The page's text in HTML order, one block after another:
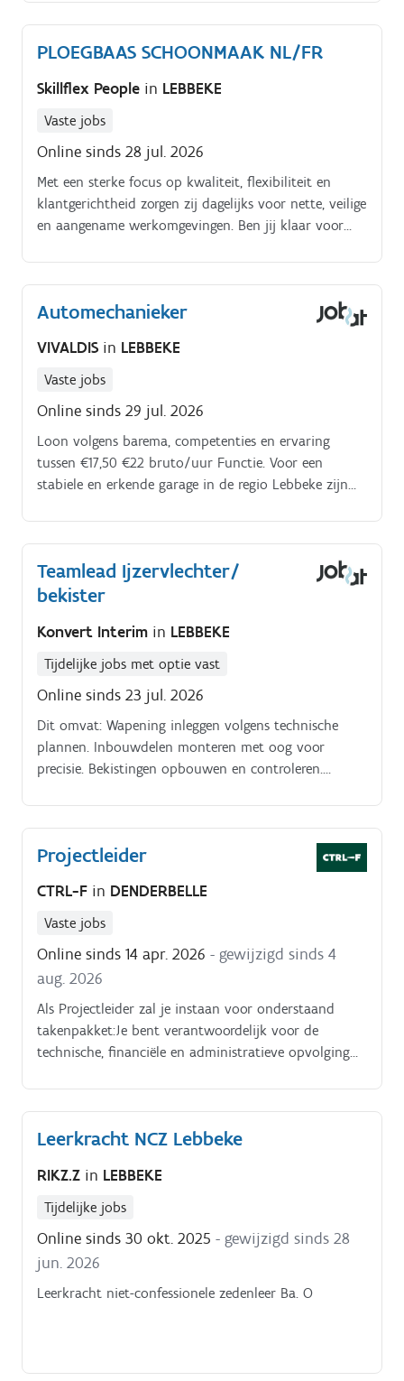
PLOEGBAAS SCHOONMAAK NL/FR
Skillflex People in LEBBEKE
Vaste jobs
Online sinds 28 jul. 2026
Met een sterke focus op kwaliteit, flexibiliteit en
klantgerichtheid zorgen zij dagelijks voor nette, veilige
en aangename werkomgevingen. Ben jij klaar voor
SCHOONMAAK NL/FR.
Automechanieker
VIVALDIS in LEBBEKE
Vaste jobs
Online sinds 29 jul. 2026
Loon volgens barema, competenties en ervaring
tussen €17,50 €22 bruto/uur Functie. Voor een
stabiele en erkende garage in de regio Lebbeke zijn
Teamlead Ijzervlechter/
bekister
Konvert Interim in LEBBEKE
Tijdelijke jobs met optie vast
Online sinds 23 jul. 2026
Dit omvat: Wapening inleggen volgens technische
plannen. Inbouwdelen monteren met oog voor
precisie. Bekistingen opbouwen en controleren.
veiligheid.
Projectleider
CTRL-F in DENDERBELLE
Vaste jobs
Online sinds 14 apr. 2026 - gewijzigd sinds 4
aug. 2026
Als Projectleider zal je instaan voor onderstaand
takenpakket:Je bent verantwoordelijk voor de
technische, financiële en administratieve opvolging
meetstaten, opmaken technische fiches, opmaak VCA
dossiers,.
Leerkracht NCZ Lebbeke
RIKZ.Z in LEBBEKE
Tijdelijke jobs
Online sinds 30 okt. 2025 - gewijzigd sinds 28
jun. 2026
Leerkracht niet-confessionele zedenleer Ba. O